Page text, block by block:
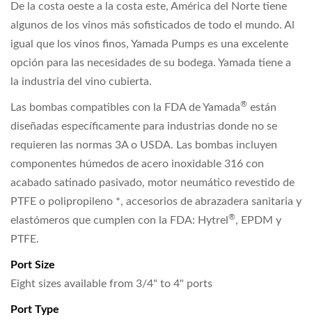
De la costa oeste a la costa este, América del Norte tiene
algunos de los vinos más sofisticados de todo el mundo. Al
igual que los vinos finos, Yamada Pumps es una excelente
opción para las necesidades de su bodega. Yamada tiene a
la industria del vino cubierta.
Las bombas compatibles con la FDA de Yamada® están
diseñadas específicamente para industrias donde no se
requieren las normas 3A o USDA. Las bombas incluyen
componentes húmedos de acero inoxidable 316 con
acabado satinado pasivado, motor neumático revestido de
PTFE o polipropileno *, accesorios de abrazadera sanitaria y
elastómeros que cumplen con la FDA: Hytrel ®, EPDM y
PTFE.
Port Size
Eight sizes available from 3/4" to 4" ports
Port Type